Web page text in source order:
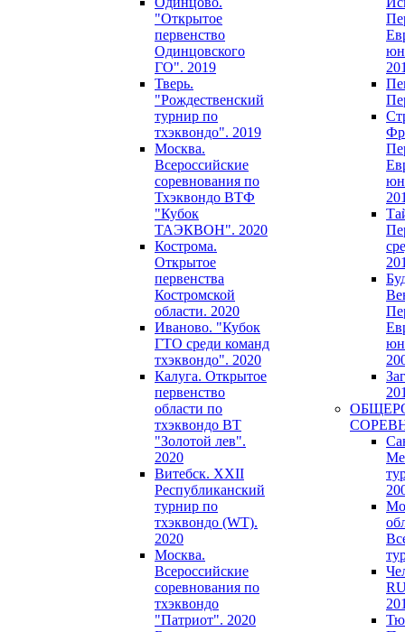
"Открытое
первенство
Одинцовского
ГО". 2019
Тверь.
"Рождественский
турнир по
тхэквондо". 2019
Москва.
Всероссийские
соревнования по
Тхэквондо ВТФ
"Кубок
ТАЭКВОН". 2020
Кострома.
Открытое
первенства
Костромской
области. 2020
Иваново. "Кубок
ГТО среди команд
тхэквондо". 2020
Калуга. Открытое
первенство
области по
тхэквондо ВТ
"Золотой лев".
2020
Витебск. XXII
Республиканский
турнир по
тхэквондо (WT).
2020
Москва.
Всероссийские
соревнования по
тхэквондо
"Патриот". 2020